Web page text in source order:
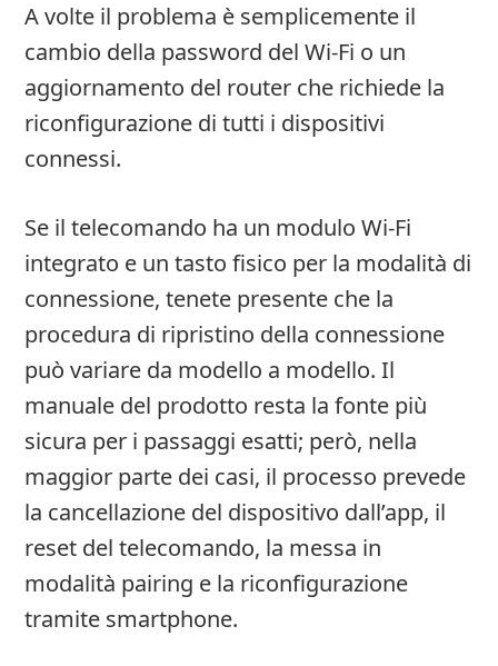
A volte il problema è semplicemente il
cambio della password del Wi‑Fi o un
aggiornamento del router che richiede la
riconfigurazione di tutti i dispositivi
connessi.
Se il telecomando ha un modulo Wi‑Fi
integrato e un tasto fisico per la modalità di
connessione, tenete presente che la
procedura di ripristino della connessione
può variare da modello a modello. Il
manuale del prodotto resta la fonte più
sicura per i passaggi esatti; però, nella
maggior parte dei casi, il processo prevede
la cancellazione del dispositivo dall’app, il
reset del telecomando, la messa in
modalità pairing e la riconfigurazione
tramite smartphone.